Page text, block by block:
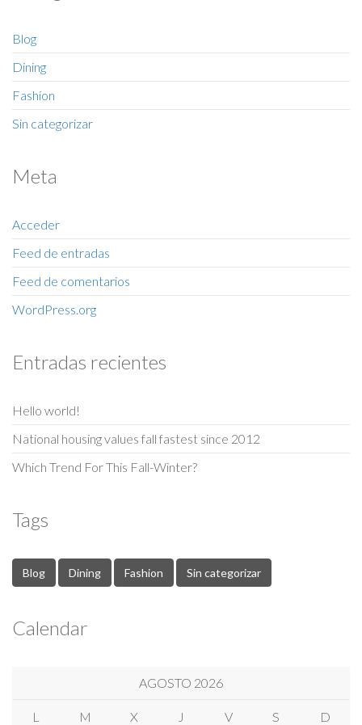
Blog
Dining
Fashion
Sin categorizar
Meta
Acceder
Feed de entradas
Feed de comentarios
WordPress.org
Entradas recientes
Hello world!
National housing values fall fastest since 2012
Which Trend For This Fall-Winter?
Tags
Blog Dining Fashion Sin categorizar
Calendar
AGOSTO 2026
L M X J V S D